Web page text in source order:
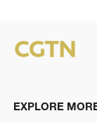
EXPLORE